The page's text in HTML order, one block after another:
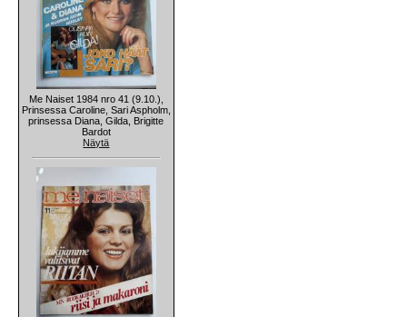
Me Naiset 1984 nro 41 (9.10.),
Prinsessa Caroline, Sari Aspholm,
prinsessa Diana, Gilda, Brigitte
Bardot
Näytä